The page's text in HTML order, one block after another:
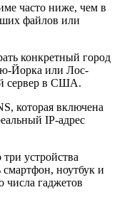
часто ниже, чем в
файлов или
конкретный город
Йорка или Лос-
сервер в США.
которая включена
IP-адрес
устройства
ноутбук и
числа гаджетов